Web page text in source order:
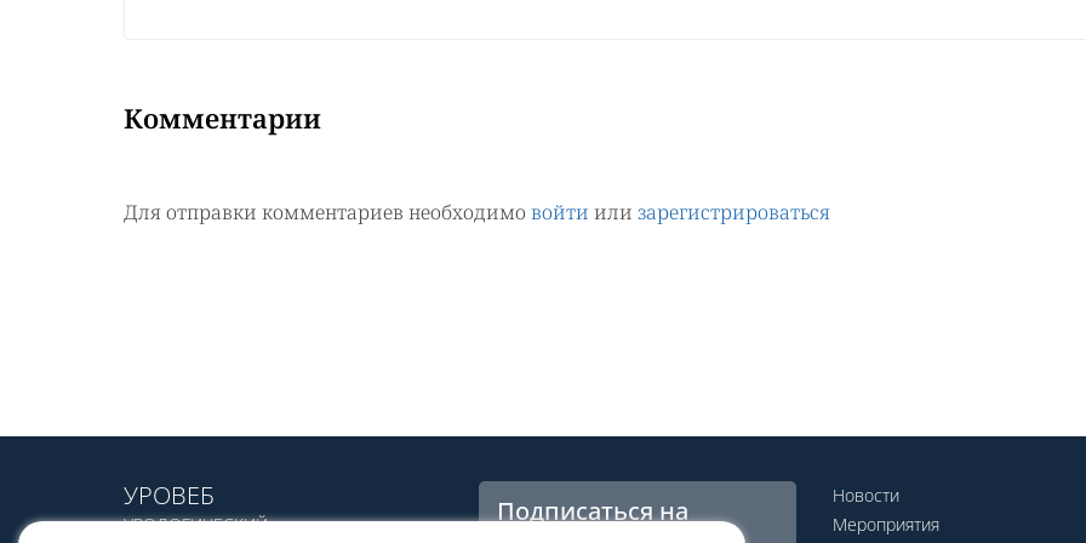
Комментарии
Для отправки комментариев необходимо войти или зарегистрироваться
УРОВЕБ
УРОЛОГИЧЕСКИЙ
Подписаться на
Новости
Мероприятия